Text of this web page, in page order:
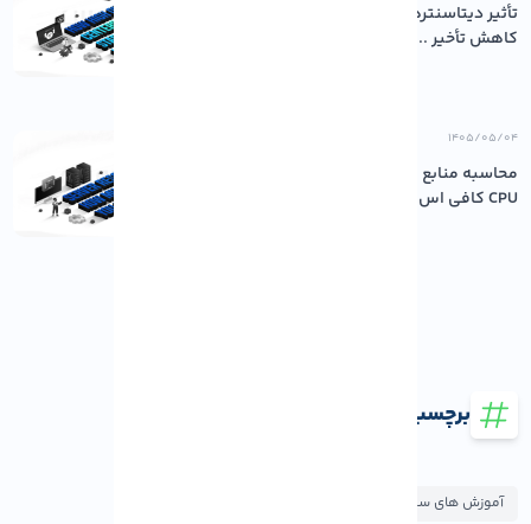
تأثیر دیتاسنترهای باکیفیت بر پایداری و
کاهش تأخیر ...
۱۴۰۵/۰۵/۰۴
محاسبه منابع مورد نیاز سرور: چقدر رم و
CPU کافی اس...
برچسب ها
آموزش های سئو و بهینه سازی